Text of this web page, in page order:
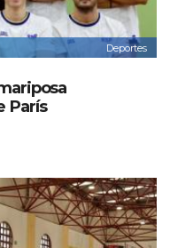
Deportes
París